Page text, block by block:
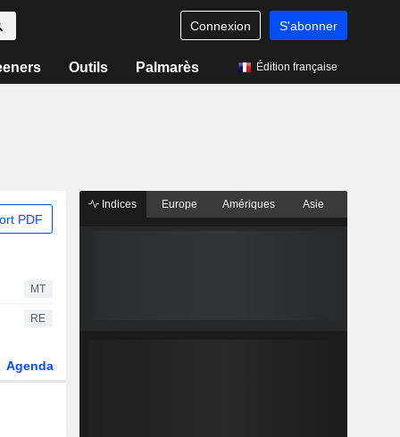
Connexion S'abonner
Outils Palmarès Édition française
PDF
MT
RE
Agenda
Indices Europe Amériques Asie